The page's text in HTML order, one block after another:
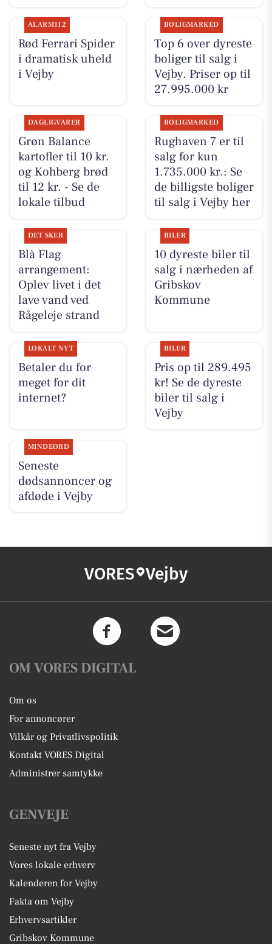
ALARM112
Rød Ferrari Spider
i dramatisk uheld
i Vejby
BOLIGMARKED
Top 6 over dyreste
boliger til salg i
Vejby. Priser op til
27.995.000 kr
DAGLIGVARER
Grøn Balance
kartofler til 10 kr.
og Kohberg brød
til 12 kr. - Se de
lokale tilbud
BOLIGMARKED
Rughaven 7 er til
salg for kun
1.735.000 kr.: Se
de billigste boliger
til salg i Vejby her
DET SKER
Blå Flag
arrangement:
Oplev livet i det
lave vand ved
Rågeleje strand
BILER
10 dyreste biler til
salg i nærheden af
Gribskov
Kommune
LOKALT NYT
Betaler du for
meget for dit
internet?
BILER
Pris op til 289.495
kr! Se de dyreste
biler til salg i
Vejby
MINDEORD
Seneste
dødsannoncer og
afdøde i Vejby
VORES Vejby
OM VORES DIGITAL
Om os
For annoncører
Vilkår og Privatlivspolitik
Kontakt VORES Digital
Administrer samtykke
GENVEJE
Seneste nyt fra Vejby
Vores lokale erhverv
Kalenderen for Vejby
Fakta om Vejby
Erhvervsartikler
Gribskov Kommune